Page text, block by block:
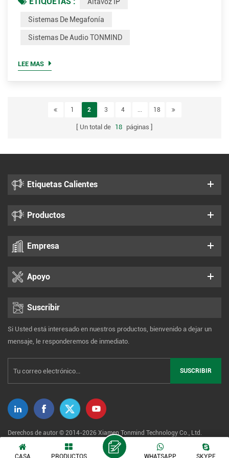
sonido nítido y de alta potencia los hace ideales para
exteriores, instalaciones industriales, centros de transporte,
emergencia. A medida que los sistemas de audio continú...
Altavoz IP
Sistemas De Megafonía
Sistemas De Audio TONMIND
LEE MAS
1 2 3 4 ... 18
Un total de 18 páginas
Etiquetas Calientes
Productos
Empresa
Apoyo
Suscribir
Si Usted está interesado en nuestros productos, bienvenido a dejar un
mensaje, le responderemos de inmediato.
Derechos de autor © 2014-2026 Xiamen Tonmind Technology Co., Ltd.
Reservados todos los derechos. |
Mapa del sitio XML |
CASA PRODUCTOS SKYPE
WHATSAPP